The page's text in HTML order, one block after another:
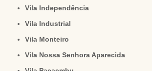
Vila Independência
Vila Industrial
Vila Monteiro
Vila Nossa Senhora Aparecida